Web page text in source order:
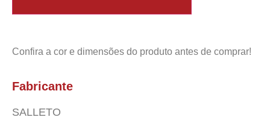
Confira a cor e dimensões do produto antes de comprar!
Fabricante
SALLETO